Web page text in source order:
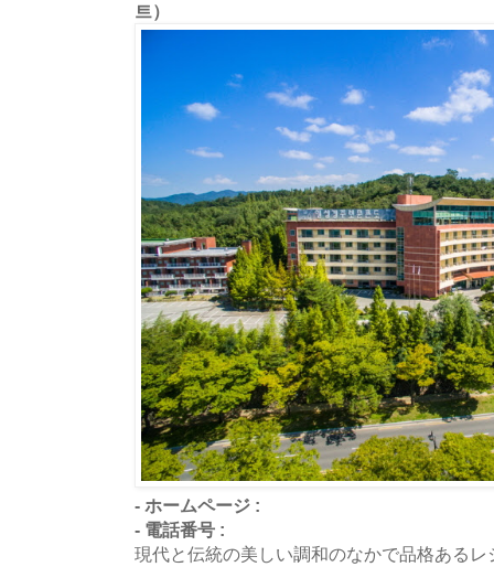
트）
- ホームページ :
- 電話番号 :
現代と伝統の美しい調和のなかで品格ある